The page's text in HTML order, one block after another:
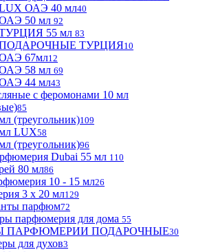
LUX ОАЭ 40 мл40
50 мл 92
ТУРЦИЯ 55 мл 83
ПОДАРОЧНЫЕ ТУРЦИЯ10
67мл12
58 мл 69
44 мл43
с феромонами 10 мл
85
(треугольник)109
LUX58
(треугольник)96
Dubai 55 мл 110
80 мл86
10 - 15 мл26
3 х 20 мл129
парфюм72
парфюмерия для дома 55
ПАРФЮМЕРИИ ПОДАРОЧНЫЕ30
для духов3